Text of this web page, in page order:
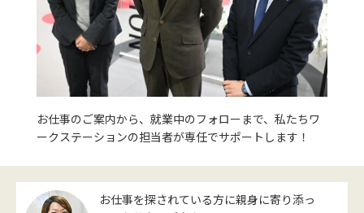
お仕事のご案内から、就業中のフォローまで、私たちワ
ークステーションの担当者が専任でサポートします！
お仕事を探されている方に親身に寄り添っ